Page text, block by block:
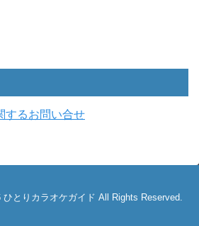
するお問い合せ
とりカラオケガイド All Rights Reserved.